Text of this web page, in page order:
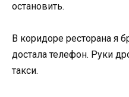
остановить.
В коридоре ресторана я
достала телефон. Руки
такси.